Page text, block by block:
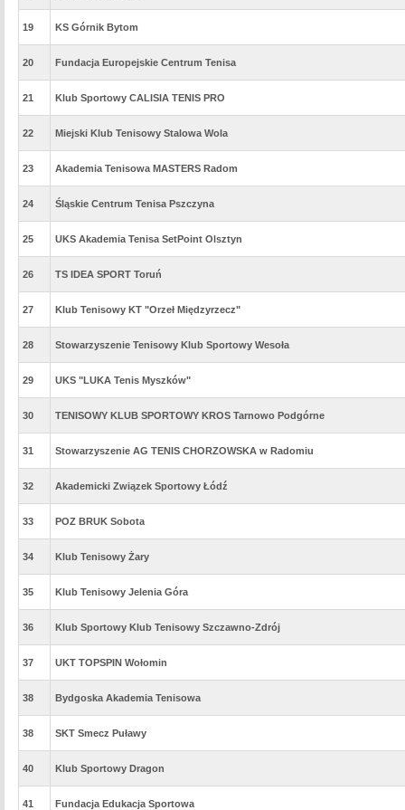
19 KS Górnik Bytom
20 Fundacja Europejskie Centrum Tenisa
21 Klub Sportowy CALISIA TENIS PRO
22 Miejski Klub Tenisowy Stalowa Wola
23 Akademia Tenisowa MASTERS Radom
24 Śląskie Centrum Tenisa Pszczyna
25 UKS Akademia Tenisa SetPoint Olsztyn
26 TS IDEA SPORT Toruń
27 Klub Tenisowy KT "Orzeł Międzyrzecz"
28 Stowarzyszenie Tenisowy Klub Sportowy Wesoła
29 UKS "LUKA Tenis Myszków"
30 TENISOWY KLUB SPORTOWY KROS Tarnowo Podgórne
31 Stowarzyszenie AG TENIS CHORZOWSKA w Radomiu
32 Akademicki Związek Sportowy Łódź
33 POZ BRUK Sobota
34 Klub Tenisowy Żary
35 Klub Tenisowy Jelenia Góra
36 Klub Sportowy Klub Tenisowy Szczawno-Zdrój
37 UKT TOPSPIN Wołomin
38 Bydgoska Akademia Tenisowa
38 SKT Smecz Puławy
40 Klub Sportowy Dragon
41 Fundacja Edukacja Sportowa